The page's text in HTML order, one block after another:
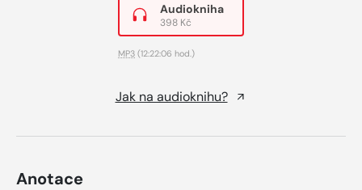
Audiokniha
398 Kč
MP3 (12:22:06 hod.)
Jak na audioknihu?
Anotace